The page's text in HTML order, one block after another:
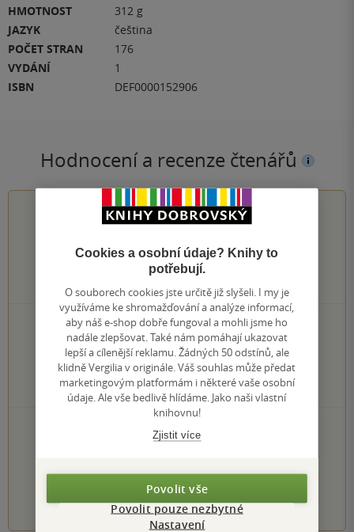
HMOTNOST
312 g
JAZYK
čeština
POČET STRAN
176
VYDÁNÍ
1
ISBN
DEF0000152906
Hodnocení a recenze čtenářů
4.0z5
0×
5 hvězdiček
2×
4 hvězdičky
0×
3 hvězdičky
0×
2 hvězdičky
0×
1 hvezdička
PŘIDEJTE SVÉ HODNOCENÍ KNIHY
2 3 4 5
Cookies a osobní údaje? Knihy to
potřebují.
O souborech cookies jste určitě již slyšeli. I my je
využíváme ke shromažďování a analýze informací,
aby náš e-shop dobře fungoval a mohli jsme ho
nadále zlepšovat. Také nám pomáhají ukazovat
lepší a cílenější reklamu. Žádných 50 odstínů, ale
klidně Vergilia v originále. Váš souhlas může předat
marketingovým platformám i některé vaše osobní
údaje. Ale vše bedlivě hlídáme. Jako naši vlastní
knihovnu!
Zjistit více
Povolit vše
Povolit pouze nezbytné
Nastavení